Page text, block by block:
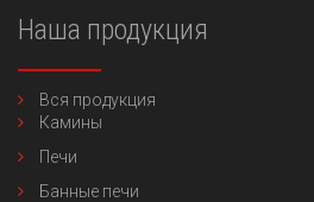
Наша продукция
Вся продукция
Камины
Печи
Банные печи